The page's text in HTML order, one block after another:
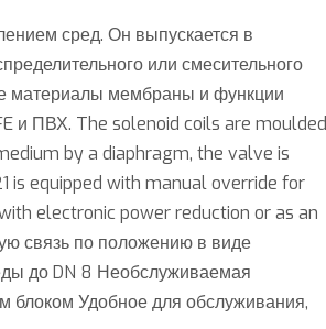
сред. Он выпускается в
или смесительного
материалы мембраны и функции
и ПВХ. The solenoid coils are moulded
by a diaphragm, the valve is
is equipped with manual override for
electronic power reduction or as an
связь по положению в виде
до DN 8 Необслуживаемая
блоком Удобное для обслуживания,